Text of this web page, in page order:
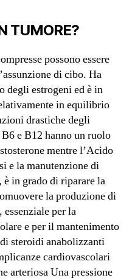
TUMORE?
possono essere
di cibo. Ha
degli estrogeni ed è in
in equilibrio
drastiche degli
e B12 hanno un ruolo
mentre l’Acido
e la manutenzione di
in grado di riparare la
la produzione di
per la
e per il mantenimento
steroidi anabolizzanti
cardiovascolari
arteriosa Una pressione